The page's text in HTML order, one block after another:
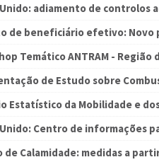
adiamento de controlos
de beneficiário efetivo: Novo
Temático ANTRAM - Região
de Estudo sobre
Estatístico da Mobilidade e
Centro de informações
de Calamidade: medidas a